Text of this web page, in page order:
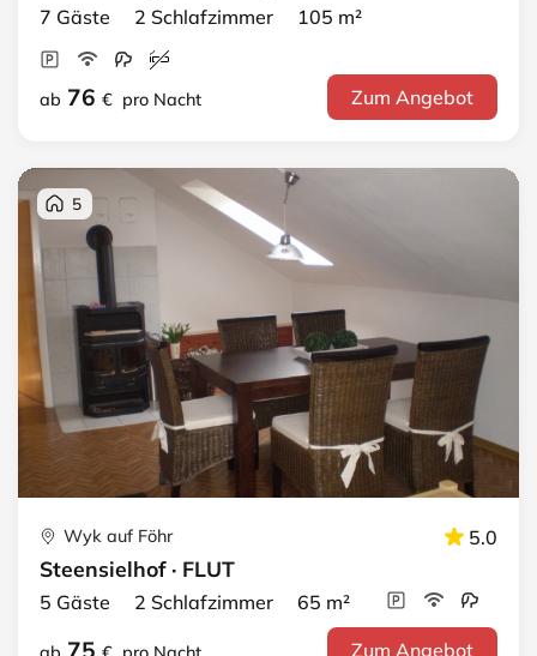
7 Gäste 2 Schlafzimmer 105 m²
ab 76 € pro Nacht Zum Angebot
5
Wyk auf Föhr 5.0
Steensielhof · FLUT
5 Gäste 2 Schlafzimmer 65 m²
75 Zum Angebot